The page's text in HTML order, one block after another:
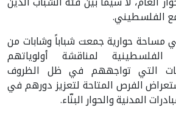
الفلسطيني.
مساحة حوارية جمعت شباباً وشابات من
لمناقشة أولوياتهم
التي تواجههم في ظل الظروف
الفرص المتاحة لتعزيز دورهم في
المدنية والحوار البنّاء.